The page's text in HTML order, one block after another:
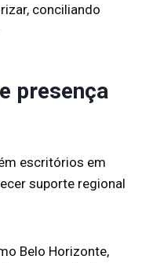
conciliando
presença
escritórios em
suporte regional
Belo Horizonte,